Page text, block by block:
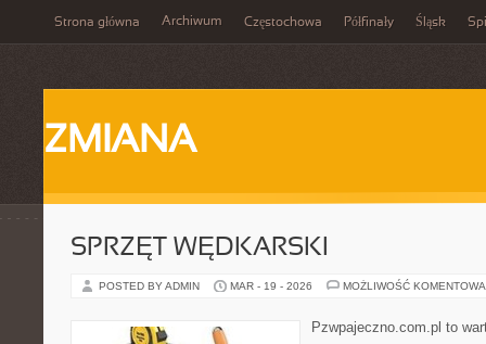
Strona główna Archiwum Częstochowa Półfinały Śląsk
ZMIANA
SPRZĘT WĘDKARSKI
POSTED BY ADMIN MAR - 19 - 2026 MOŻLIWOŚĆ
Pzwpajeczno.com.pl to